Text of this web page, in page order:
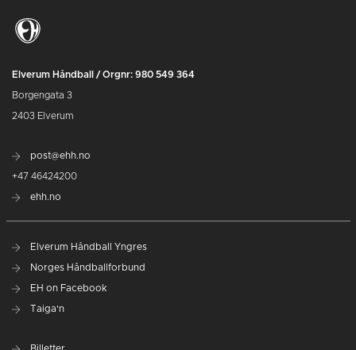
Elverum Håndball / Orgnr: 980 549 364
Borgengata 3
2403 Elverum
post@ehh.no
+47 46424200
ehh.no
Elverum Håndball Yngres
Norges Håndballforbund
EH on Facebook
Taiga'n